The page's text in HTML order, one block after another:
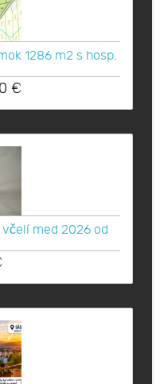
1286 m2 s hosp.
€
med 2026 od